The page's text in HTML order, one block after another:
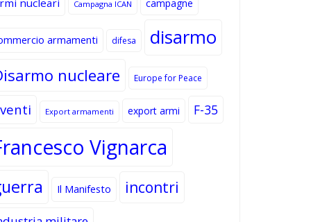
Campagna ICAN campagne
armamenti difesa disarmo
nucleare Europe for Peace
Export armamenti export armi F-35
Vignarca
Il Manifesto incontri